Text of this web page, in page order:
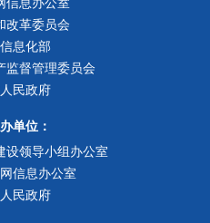
信息办公室
改革委员会
息化部
监督管理委员会
民政府
单位：
设领导小组办公室
信息办公室
民政府